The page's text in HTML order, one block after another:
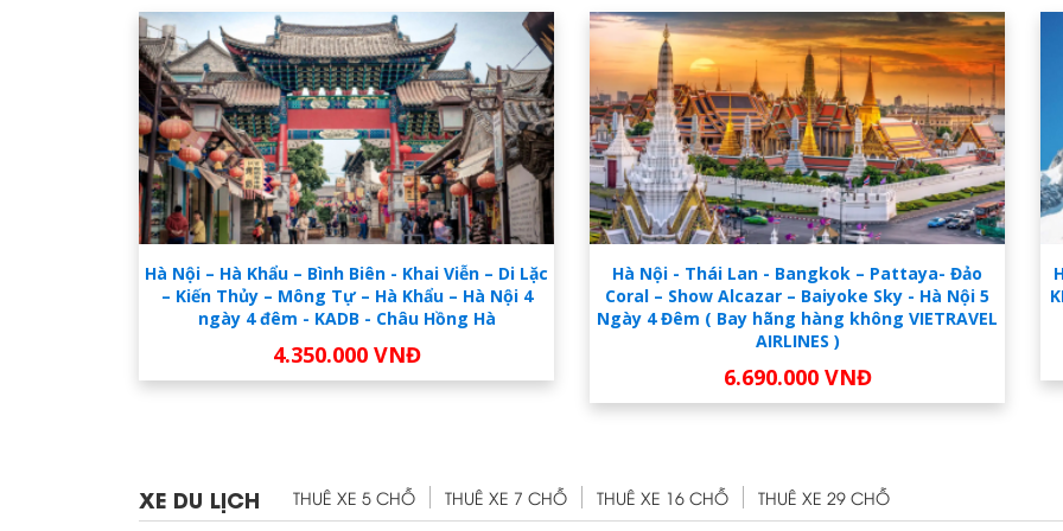
Hà Nội – Hà Khẩu – Bình Biên - Khai Viễn – Di Lặc
– Kiến Thủy – Mông Tự – Hà Khẩu – Hà Nội 4
ngày 4 đêm - KADB - Châu Hồng Hà
4.350.000 VNĐ
Hà Nội - Thái Lan - Bangkok – Pattaya- Đảo
Coral – Show Alcazar – Baiyoke Sky - Hà Nội 5
Ngày 4 Đêm ( Bay hãng hàng không VIETRAVEL
AIRLINES )
6.690.000 VNĐ
XE DU LỊCH THUÊ XE 5 CHỖ THUÊ XE 7 CHỖ THUÊ XE 16 CHỖ THUÊ XE 29 CHỖ